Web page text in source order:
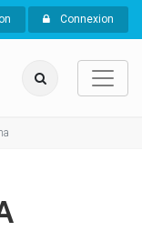
Connexion